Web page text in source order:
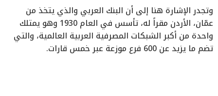
وتجدر الإشارة هنا إلى أن البنك العربي والذي يتخذ من
عمّان، الأردن مقراً له، تأسس في العام 1930 وهو يمتلك
واحدة من أكبر الشبكات المصرفية العربية العالمية، والتي
تضم ما يزيد عن 600 فرع موزعة عبر خمس قارات.